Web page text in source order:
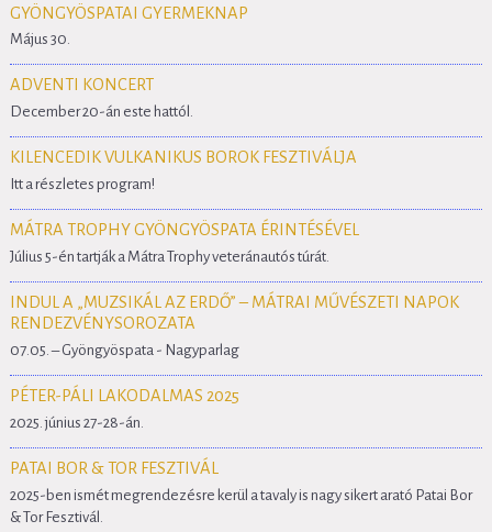
GYÖNGYÖSPATAI GYERMEKNAP
Május 30.
ADVENTI KONCERT
December 20-án este hattól.
KILENCEDIK VULKANIKUS BOROK FESZTIVÁLJA
Itt a részletes program!
MÁTRA TROPHY GYÖNGYÖSPATA ÉRINTÉSÉVEL
Július 5-én tartják a Mátra Trophy veteránautós túrát.
INDUL A „MUZSIKÁL AZ ERDŐ” – MÁTRAI MŰVÉSZETI NAPOK
RENDEZVÉNYSOROZATA
07.05. – Gyöngyöspata - Nagyparlag
PÉTER-PÁLI LAKODALMAS 2025
2025. június 27-28-án.
PATAI BOR & TOR FESZTIVÁL
2025-ben ismét megrendezésre kerül a tavaly is nagy sikert arató Patai Bor
& Tor Fesztivál.